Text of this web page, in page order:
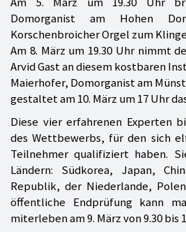
Domorganist am Hohen
Korschenbroicher Orgel zum
Am 8. März um 19.30 Uhr nimmt
Arvid Gast an diesem kostbaren
Maierhofer, Domorganist am
gestaltet am 10. März um 17 Uhr
Diese vier erfahrenen Experten
des Wettbewerbs, für den sich
Teilnehmer qualifiziert haben.
Ländern: Südkorea, Japan,
Republik, der Niederlande,
öffentliche Endprüfung kann
miterleben am 9. März von 9.30 bis